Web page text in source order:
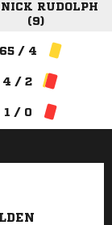
RUDOLPH
(9)
65 / 4
4 / 2
1 / 0